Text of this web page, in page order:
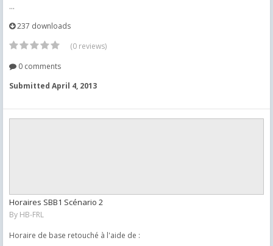
...
237 downloads
(0 reviews)
0 comments
Submitted April 4, 2013
Horaires SBB1 Scénario 2
By HB-FRL
Horaire de base retouché à l'aide de :